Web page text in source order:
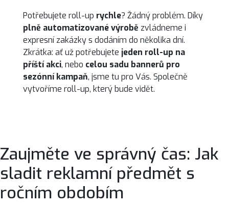
Potřebujete roll-up rychle? Žádný problém. Díky
plně automatizované výrobě zvládneme i
expresní zakázky s dodáním do několika dní.
Zkrátka: ať už potřebujete jeden roll-up na
příští akci, nebo celou sadu bannerů pro
sezónní kampaň, jsme tu pro Vás. Společně
vytvoříme roll-up, který bude vidět.
Zaujměte ve správný čas: Jak
sladit reklamní předmět s
ročním obdobím